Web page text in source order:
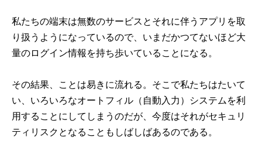
私たちの端末は無数のサービスとそれに伴うアプリを取
り扱うようになっているので、いまだかつてないほど大
量のログイン情報を持ち歩いていることになる。
その結果、ことは易きに流れる。そこで私たちはたいて
い、いろいろなオートフィル（自動入力）システムを利
用することにしてしまうのだが、今度はそれがセキュリ
ティリスクとなることもしばしばあるのである。